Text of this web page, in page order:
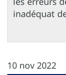
inadéquat
10 nov 2022